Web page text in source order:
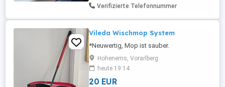
Verifizierte Telefonnummer
Vileda Wischmop System
*Neuwertig, Mop ist sauber.
Hohenems, Vorarlberg
heute 19:14
20 EUR